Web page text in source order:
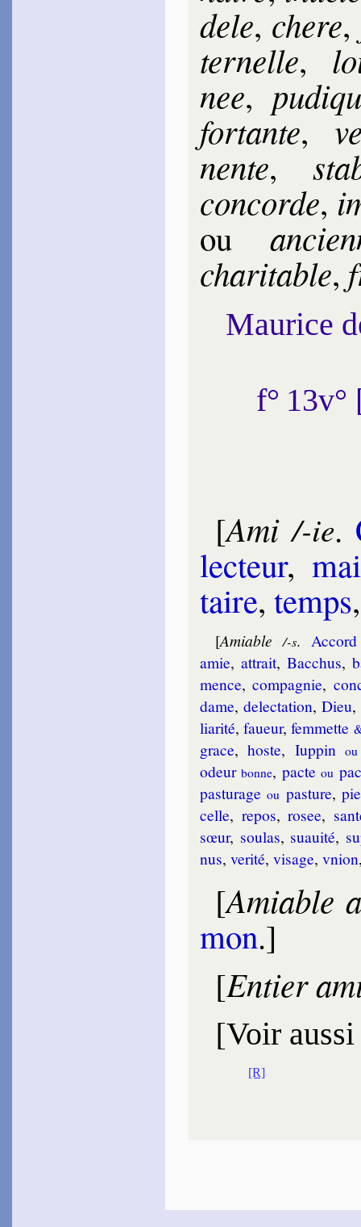
dele, chere,
ter­nelle,
nee,
for­tante,
nente,
con­corde,
ou
cha­ri­table,
Maurice
f°
[Ami /-ie.
lec­teur,
taire, temps
[Amiable /-s.
amie, attrait, Bac­chus,
mence,com­pa­gnie,
dame,de­lec­ta­tion,Dieu,
lia­ri­té,fa­ueur,fem­mette
grace,hoste, Iup­pin ou
odeurbonne, pacteou
pas­tu­rageou pas­ture,
celle, re­pos,ro­see,
sœur, sou­las, sua­ui­té,
nus, ve­ri­té, vi­sage, vnion
[Amiable
mon.]
[Entier
[Voir aussi
[R]